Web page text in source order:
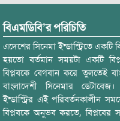
বিএমডিবি’র পরিচিতি
এদেশের সিনেমা ইন্ডাস্ট্রিতে একটি
হয়তো বর্তমান সময়টা একটি
বিপ্লবকে বেগবান করে তুলতেই
বাংলাদেশী সিনেমার ডেটাবেজ।
ইন্ডাস্ট্রির এই পরিবর্তনকালীন
বিপ্লবকে অনুভব করতে, বিপ্লবের